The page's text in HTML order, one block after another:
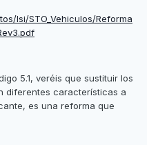
lsi/STO_Vehiculos/Reforma
5.1, veréis que sustituir los
diferentes características a
es una reforma que